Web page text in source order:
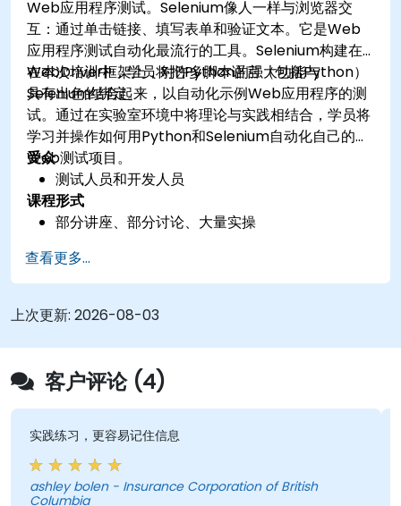
Web应用程序测试。Selenium像人一样与浏览器交
互：通过单击链接、填写表单和验证文本。它是Web
应用程序测试自动化最流行的工具。Selenium构建在
WebDriver框架上，对许多脚本语言（包括Python）
具有出色的绑定。
在本次培训中，学员将把Python的强大功能与
Selenium结合起来，以自动化示例Web应用程序的测
试。通过在实验室环境中将理论与实践相结合，学员将
学习并操作如何用Python和Selenium自动化自己的
Web测试项目。
受众
测试人员和开发人员
课程形式
部分讲座、部分讨论、大量实操
查看更多...
上次更新: 2026-08-03
客户评论 (4)
实践练习，更容易记住信息
ashley bolen - Insurance Corporation of British
Columbia